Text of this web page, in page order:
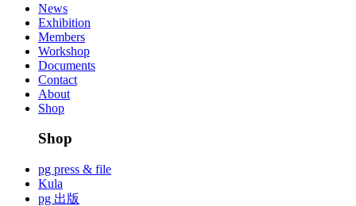
News
Exhibition
Members
Workshop
Documents
Contact
About
Shop
Shop
pg press & file
Kula
pg 出版